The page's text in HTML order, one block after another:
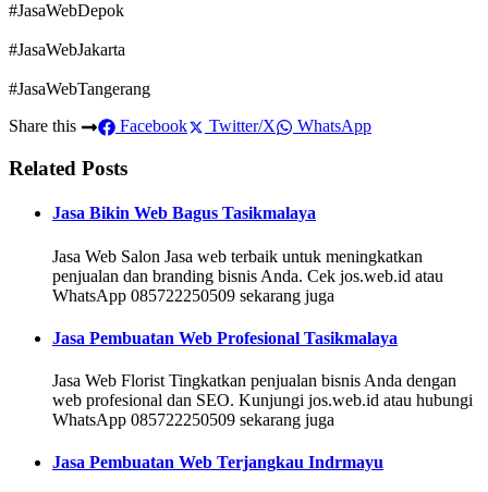
#JasaWebDepok
#JasaWebJakarta
#JasaWebTangerang
Share this
Facebook Twitter/X WhatsApp
Related Posts
Jasa Bikin Web Bagus Tasikmalaya
Jasa Web Salon Jasa web terbaik untuk meningkatkan
penjualan dan branding bisnis Anda. Cek jos.web.id atau
WhatsApp 085722250509 sekarang juga
Jasa Pembuatan Web Profesional Tasikmalaya
Jasa Web Florist Tingkatkan penjualan bisnis Anda dengan
web profesional dan SEO. Kunjungi jos.web.id atau hubungi
WhatsApp 085722250509 sekarang juga
Jasa Pembuatan Web Terjangkau Indrmayu